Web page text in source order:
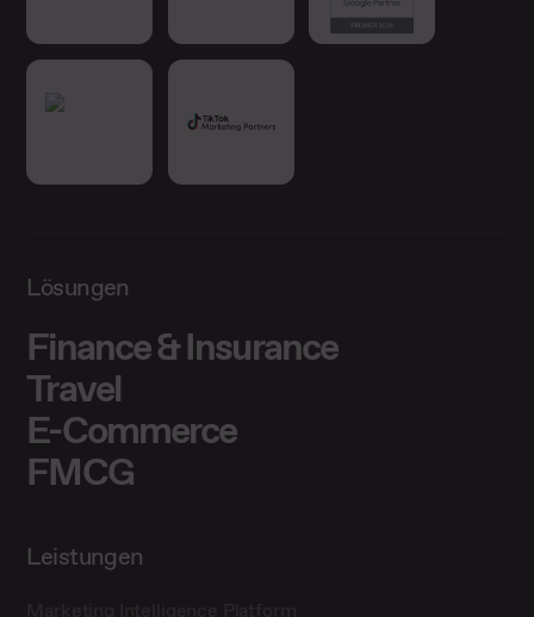
Lösungen
Finance & Insurance
Travel
E-Commerce
FMCG
Leistungen